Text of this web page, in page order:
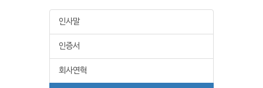
인사말
인증서
회사연혁